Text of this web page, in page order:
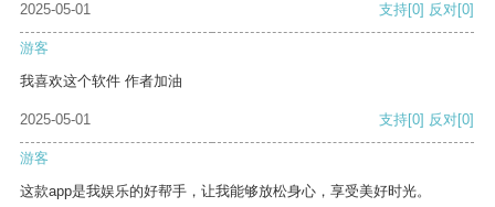
2025-05-01
支持[0] 反对[0]
游客
我喜欢这个软件 作者加油
2025-05-01 支持[0] 反对[0]
游客
这款app是我娱乐的好帮手，让我能够放松身心，享受美好时光。